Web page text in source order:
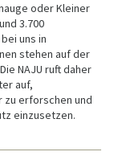
oder Kleiner
3.700
uns in
stehen auf der
NAJU ruft daher
auf,
zu erforschen und
einzusetzen.